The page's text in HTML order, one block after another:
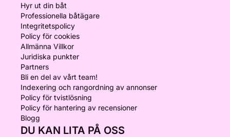
Hyr ut din båt
Professionella båtägare
Integritetspolicy
Policy för cookies
Allmänna Villkor
Juridiska punkter
Partners
Bli en del av vårt team!
Indexering och rangordning av annonser
Policy för tvistlösning
Policy för hantering av recensioner
Blogg
DU KAN LITA PÅ OSS